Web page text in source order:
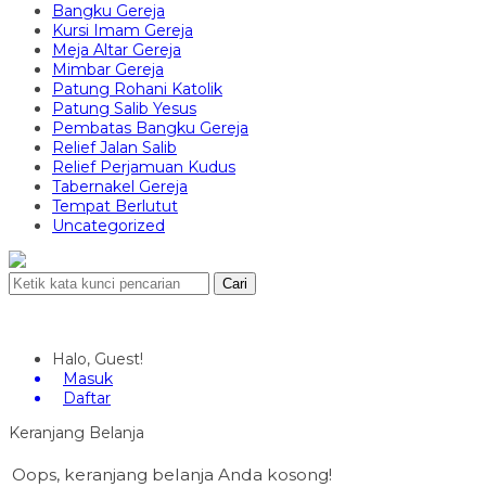
Bangku Gereja
Kursi Imam Gereja
Meja Altar Gereja
Mimbar Gereja
Patung Rohani Katolik
Patung Salib Yesus
Pembatas Bangku Gereja
Relief Jalan Salib
Relief Perjamuan Kudus
Tabernakel Gereja
Tempat Berlutut
Uncategorized
Cari
Halo, Guest!
Masuk
Daftar
Keranjang Belanja
Oops, keranjang belanja Anda kosong!